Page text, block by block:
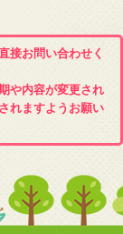
接お問い合わせく
や内容が変更され
れますようお願い